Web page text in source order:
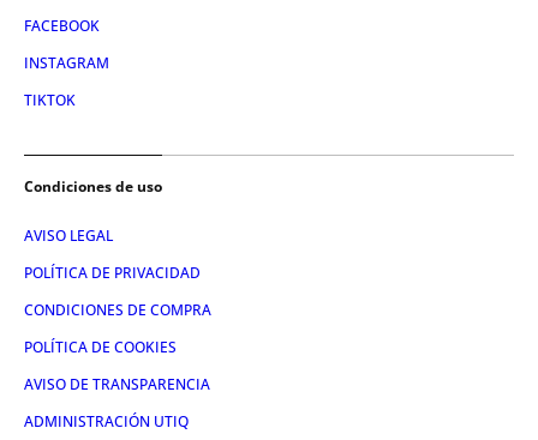
FACEBOOK
INSTAGRAM
TIKTOK
Condiciones de uso
AVISO LEGAL
POLÍTICA DE PRIVACIDAD
CONDICIONES DE COMPRA
POLÍTICA DE COOKIES
AVISO DE TRANSPARENCIA
ADMINISTRACIÓN UTIQ